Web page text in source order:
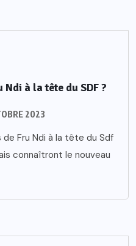
à la tête du SDF ?
2023
Fru Ndi à la tête du Sdf
connaîtront le nouveau